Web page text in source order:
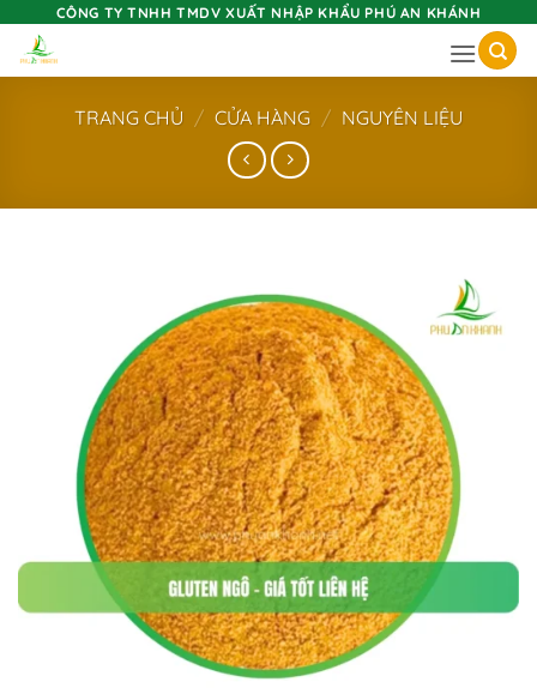
content
CÔNG TY TNHH TMDV XUẤT NHẬP KHẨU PHÚ AN KHÁNH
TRANG CHỦ / CỬA HÀNG / NGUYÊN LIỆU